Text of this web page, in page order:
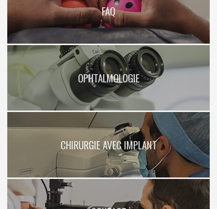
FAQ
OPHTALMOLOGIE
CHIRURGIE AVEC IMPLANT